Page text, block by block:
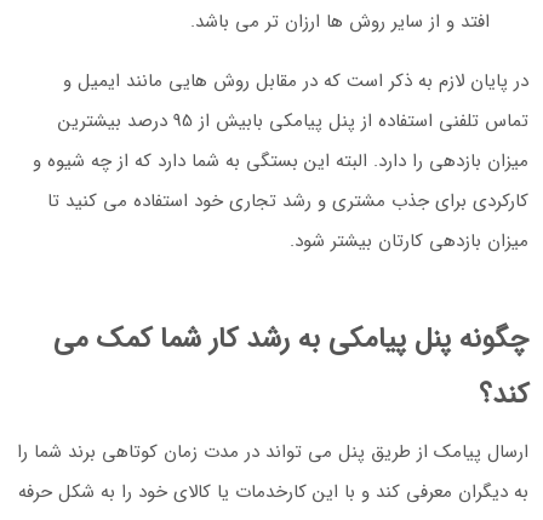
افتد و از سایر روش ها ارزان تر می باشد.
در پایان لازم به ذکر است که در مقابل روش هایی مانند ایمیل و
تماس تلفنی استفاده از پنل پیامکی بابیش از 95 درصد بیشترین
میزان بازدهی را دارد. البته این بستگی به شما دارد که از چه شیوه و
کارکردی برای جذب مشتری و رشد تجاری خود استفاده می کنید تا
میزان بازدهی کارتان بیشتر شود.
چگونه پنل پیامکی به رشد کار شما کمک می
کند؟
ارسال پیامک از طریق پنل می تواند در مدت زمان کوتاهی برند شما را
به دیگران معرفی کند و با این کارخدمات یا کالای خود را به شکل حرفه